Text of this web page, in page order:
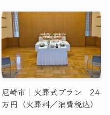
尼崎市｜火葬式プラン 24
万円（火葬料／消費税込）